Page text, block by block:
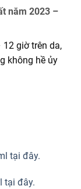
năm 2023 –
giờ trên da,
không hề ủy
tại đây.
tại đây.